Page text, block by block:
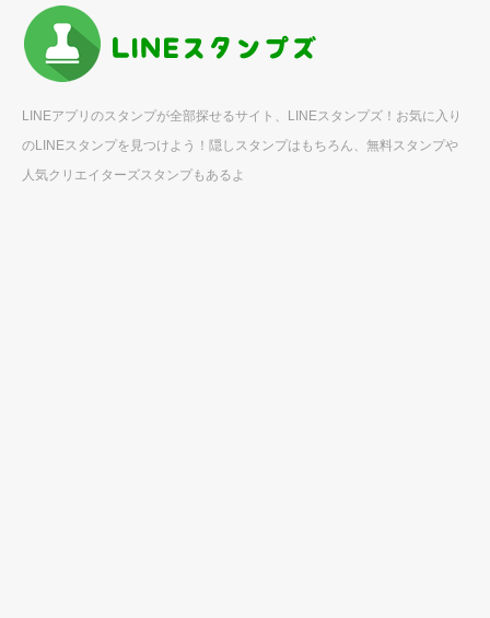
LINEアプリのスタンプが全部探せるサイト、LINEスタンプズ！お気に入り
のLINEスタンプを見つけよう！隠しスタンプはもちろん、無料スタンプや
人気クリエイターズスタンプもあるよ